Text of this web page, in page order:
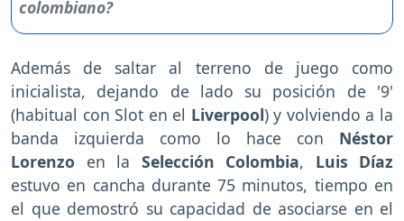
Además de saltar al terreno de juego como
inicialista, dejando de lado su posición de '9'
(habitual con Slot en el Liverpool) y volviendo a la
banda izquierda como lo hace con Néstor
Lorenzo en la Selección Colombia, Luis Díaz
estuvo en cancha durante 75 minutos, tiempo en
el que demostró su capacidad de asociarse en el